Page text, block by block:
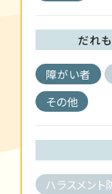
だれ
障がい者
その他
ハラスメント